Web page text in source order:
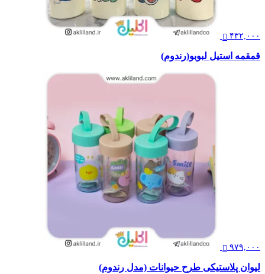
۴۳۲,۰۰۰
قمقمه استیل لبوبو(رندوم)
۹۷۹,۰۰۰
لیوان پلاستیکی طرح حیوانات (مدل رندوم)